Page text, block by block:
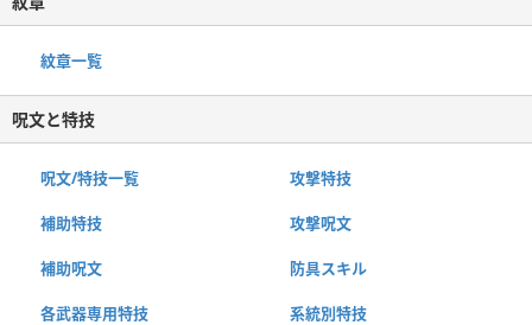
紋章一覧
呪文と特技
呪文/特技一覧 攻撃特技
補助特技 攻撃呪文
補助呪文 防具スキル
各武器専用特技 系統別特技